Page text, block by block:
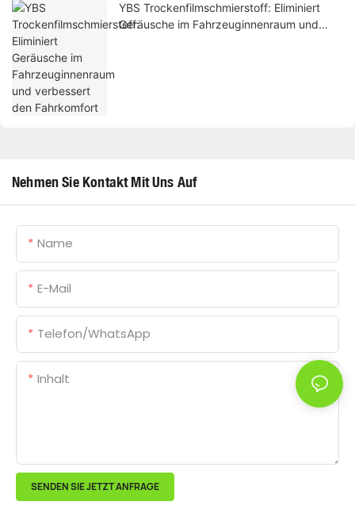
YBS Trockenfilmschmierstoff: Eliminiert
Geräusche im Fahrzeuginnenraum und
Nehmen Sie Kontakt Mit Uns Auf
Name
E-Mail
Telefon/WhatsApp
Inhalt
SENDEN SIE JETZT ANFRAGE